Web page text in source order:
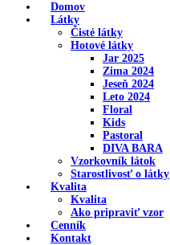
Domov
Látky
Čisté látky
Hotové látky
Jar 2025
Zima 2024
Jeseň 2024
Leto 2024
Floral
Kids
Pastoral
DIVA BARA
Vzorkovník látok
Starostlivosť o látky
Kvalita
Kvalita
Ako pripraviť vzor
Cenník
Kontakt